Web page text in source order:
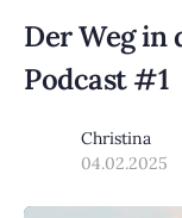
Der Weg in
Podcast #1
Christina
04.02.2025